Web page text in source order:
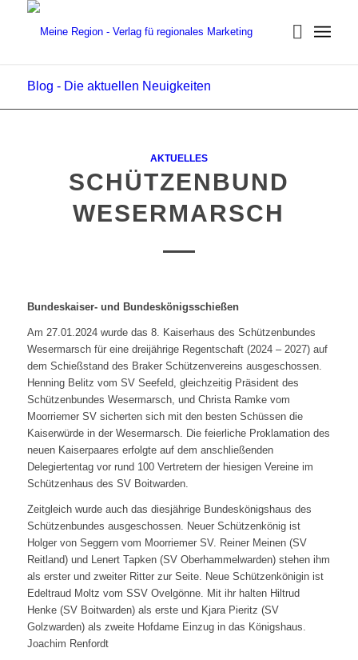
Blog - Die aktuellen Neuigkeiten
AKTUELLES
SCHÜTZENBUND
WESERMARSCH
Bundeskaiser- und Bundeskönigsschießen
Am 27.01.2024 wurde das 8. Kaiserhaus des Schützenbundes
Wesermarsch für eine dreijährige Regentschaft (2024 – 2027) auf
dem Schießstand des Braker Schützenvereins ausgeschossen.
Henning Belitz vom SV Seefeld, gleichzeitig Präsident des
Schützenbundes Wesermarsch, und Christa Ramke vom
Moorriemer SV sicherten sich mit den besten Schüssen die
Kaiserwürde in der Wesermarsch. Die feierliche Proklamation des
neuen Kaiserpaares erfolgte auf dem anschließenden
Delegiertentag vor rund 100 Vertretern der hiesigen Vereine im
Schützenhaus des SV Boitwarden.
Zeitgleich wurde auch das diesjährige Bundeskönigshaus des
Schützenbundes ausgeschossen. Neuer Schützenkönig ist
Holger von Seggern vom Moorriemer SV. Reiner Meinen (SV
Reitland) und Lenert Tapken (SV Oberhammelwarden) stehen ihm
als erster und zweiter Ritter zur Seite. Neue Schützenkönigin ist
Edeltraud Moltz vom SSV Ovelgönne. Mit ihr halten Hiltrud
Henke (SV Boitwarden) als erste und Kjara Pieritz (SV
Golzwarden) als zweite Hofdame Einzug in das Königshaus.
Joachim Renfordt